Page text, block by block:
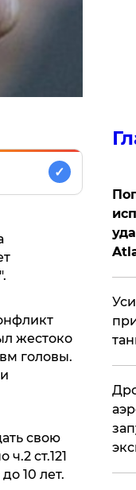
✓
жестоко
головы.
свою
ст.121
10 лет.